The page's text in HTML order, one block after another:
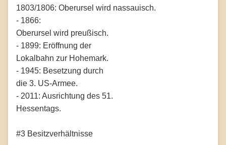
1803/1806: Oberursel wird nassauisch.
- 1866:
Oberursel wird preußisch.
- 1899: Eröffnung der
Lokalbahn zur Hohemark.
- 1945: Besetzung durch
die 3. US-Armee.
- 2011: Ausrichtung des 51.
Hessentags.
#3 Besitzverhältnisse